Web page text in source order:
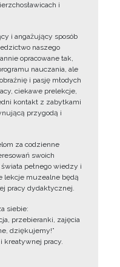
i
i angażujący sposób
naszego
opracowane tak,
nauczania, ale
i pasję młodych
ciekawe prelekcje,
kontakt z zabytkami
przygodą i
za codzienne
swoich
pełnego wiedzy i
lekcje muzealne będą
pracy dydaktycznej.
siebie:
przebieranki, zajęcia
dziękujemy!”
kreatywnej pracy.